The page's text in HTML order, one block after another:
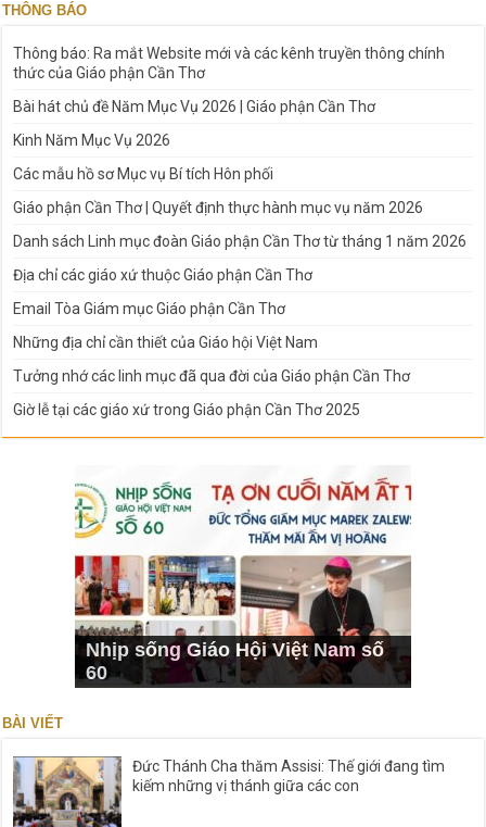
THÔNG BÁO
Thông báo: Ra mắt Website mới và các kênh truyền thông chính
thức của Giáo phận Cần Thơ
Bài hát chủ đề Năm Mục Vụ 2026 | Giáo phận Cần Thơ
Kinh Năm Mục Vụ 2026
Các mẫu hồ sơ Mục vụ Bí tích Hôn phối
Giáo phận Cần Thơ | Quyết định thực hành mục vụ năm 2026
Danh sách Linh mục đoàn Giáo phận Cần Thơ từ tháng 1 năm 2026
Địa chỉ các giáo xứ thuộc Giáo phận Cần Thơ
Email Tòa Giám mục Giáo phận Cần Thơ
Những địa chỉ cần thiết của Giáo hội Việt Nam
Tưởng nhớ các linh mục đã qua đời của Giáo phận Cần Thơ
Giờ lễ tại các giáo xứ trong Giáo phận Cần Thơ 2025
Nhịp sống Giáo Hội Việt Nam số
60
BÀI VIẾT
Đức Thánh Cha thăm Assisi: Thế giới đang tìm
kiếm những vị thánh giữa các con